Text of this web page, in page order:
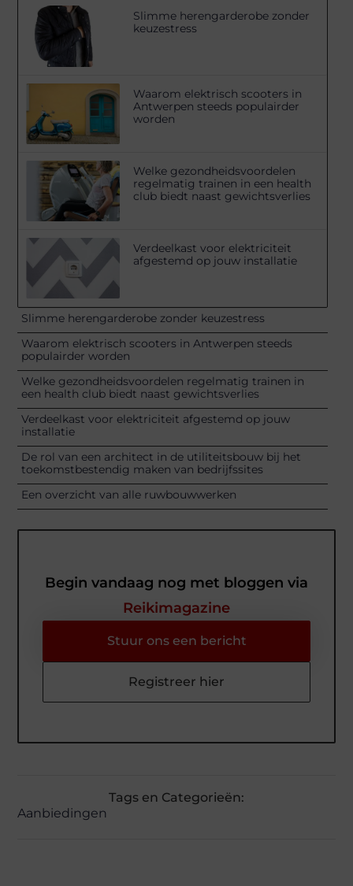
Slimme herengarderobe zonder
keuzestress
Waarom elektrisch scooters in
Antwerpen steeds populairder
worden
Welke gezondheidsvoordelen
regelmatig trainen in een health
club biedt naast gewichtsverlies
Verdeelkast voor elektriciteit
afgestemd op jouw installatie
Slimme herengarderobe zonder keuzestress
Waarom elektrisch scooters in Antwerpen steeds
populairder worden
Welke gezondheidsvoordelen regelmatig trainen in
een health club biedt naast gewichtsverlies
Verdeelkast voor elektriciteit afgestemd op jouw
installatie
De rol van een architect in de utiliteitsbouw bij het
toekomstbestendig maken van bedrijfssites
Een overzicht van alle ruwbouwwerken
Begin vandaag nog met bloggen via
Reikimagazine
Stuur ons een bericht
Registreer hier
Tags en Categorieën:
Aanbiedingen